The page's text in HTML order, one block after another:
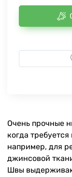
Очень прочные
когда
например, для
джинсовой
Швы